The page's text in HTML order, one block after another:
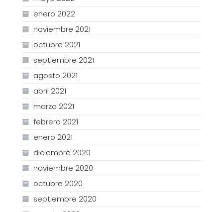
enero 2022
noviembre 2021
octubre 2021
septiembre 2021
agosto 2021
abril 2021
marzo 2021
febrero 2021
enero 2021
diciembre 2020
noviembre 2020
octubre 2020
septiembre 2020